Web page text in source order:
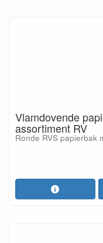
Vlamdovende
assortiment RV
Ronde RVS papierbak